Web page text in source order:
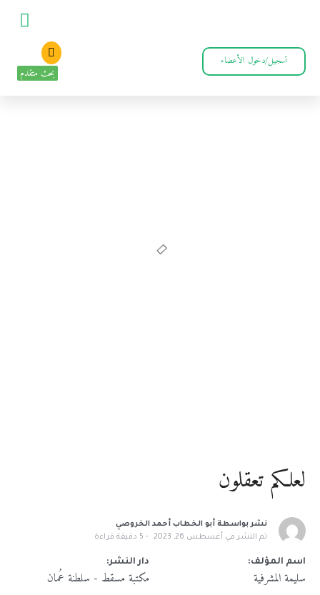
تسجيل/دخول الأعضاء
بحث متقدم
لعلكم تعقلون
نشر بواسطة أبو الخطاب أحمد الخروصي
تم النشر في أغسطس 26, 2023 5 دقيقة قراءة
اسم المؤلف:
سليمة المشرفية
دار النشر:
مكتبة مسقط - سلطنة عُمان